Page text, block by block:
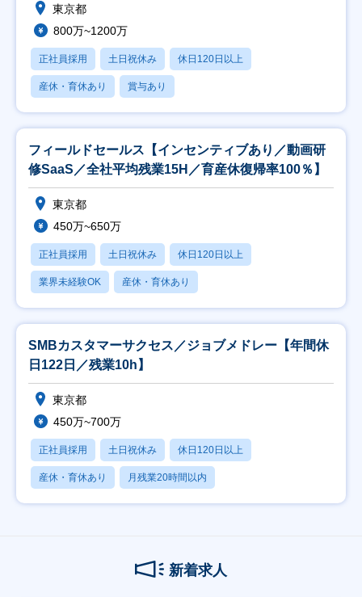
東京都
800万~1200万
正社員採用 土日祝休み 休日120日以上
産休・育休あり 賞与あり
フィールドセールス【インセンティブあり／動画研
修SaaS／全社平均残業15H／育産休復帰率100％】
東京都
450万~650万
正社員採用 土日祝休み 休日120日以上
業界未経験OK 産休・育休あり
SMBカスタマーサクセス／ジョブメドレー【年間休
日122日／残業10h】
東京都
450万~700万
正社員採用 土日祝休み 休日120日以上
産休・育休あり 月残業20時間以内
新着求人